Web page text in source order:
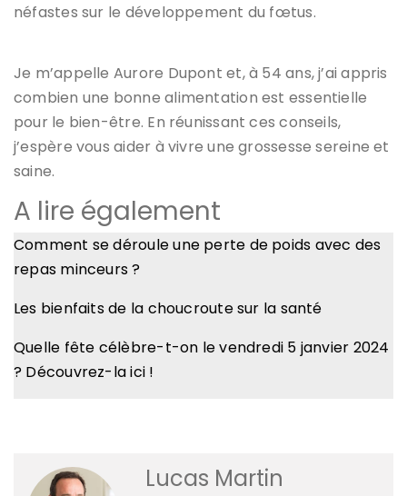
néfastes sur le développement du fœtus.
Je m’appelle Aurore Dupont et, à 54 ans, j’ai appris
combien une bonne alimentation est essentielle
pour le bien-être. En réunissant ces conseils,
j’espère vous aider à vivre une grossesse sereine et
saine.
A lire également
​Comment se déroule une perte de poids avec des
repas minceurs ? ​
Les bienfaits de la choucroute sur la santé
Quelle fête célèbre-t-on le vendredi 5 janvier 2024
? Découvrez-la ici !
Lucas Martin